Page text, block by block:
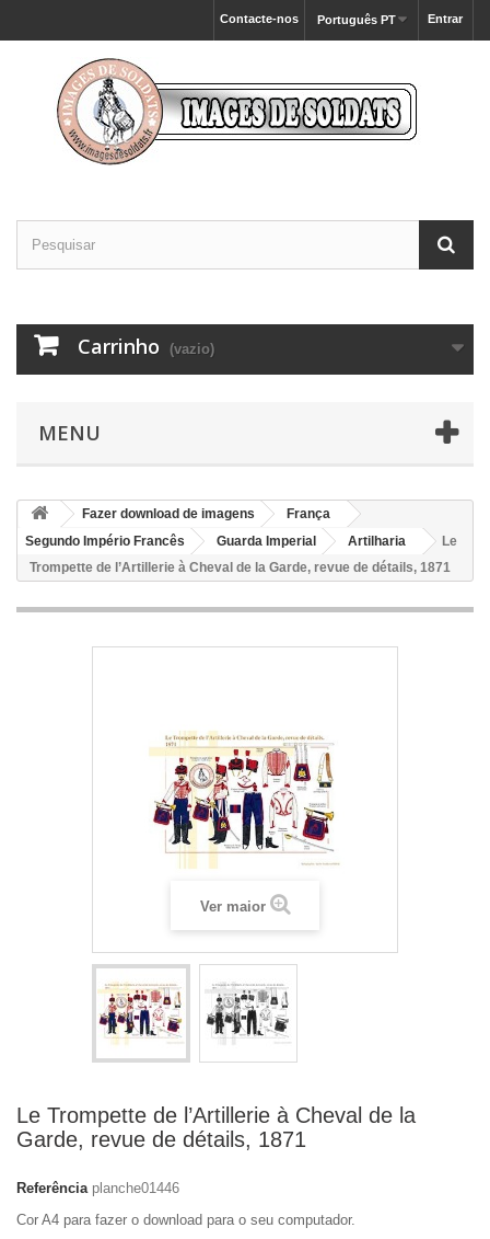
Entrar
Português PT
Contacte-nos
Carrinho (vazio)
MENU
Fazer download de imagens
França
Segundo Império Francês
Guarda Imperial Artilharia
Le
Trompette de l’Artillerie à Cheval de la Garde, revue de détails, 1871
Ver maior
Le Trompette de l’Artillerie à Cheval de la
Garde, revue de détails, 1871
Referência planche01446
Cor A4 para fazer o download para o seu computador.